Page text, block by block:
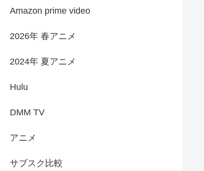
Amazon prime video
2026年 春アニメ
2024年 夏アニメ
Hulu
DMM TV
アニメ
サブスク比較